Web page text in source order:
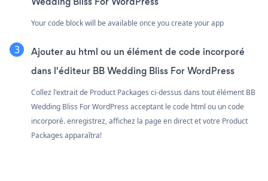
Your code block will be available once you create your app
Ajouter au html ou un élément de code incorporé
dans l'éditeur BB Wedding Bliss For WordPress
Collez l'extrait de Product Packages ci-dessus dans tout élément BB
Wedding Bliss For WordPress acceptant le code html ou un code
incorporé. enregistrez, affichez la page en direct et votre Product
Packages apparaîtra!